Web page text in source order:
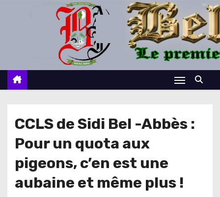
c
CCLS de Sidi Bel -Abbès :
Pour un quota aux
pigeons, c’en est une
aubaine et même plus !